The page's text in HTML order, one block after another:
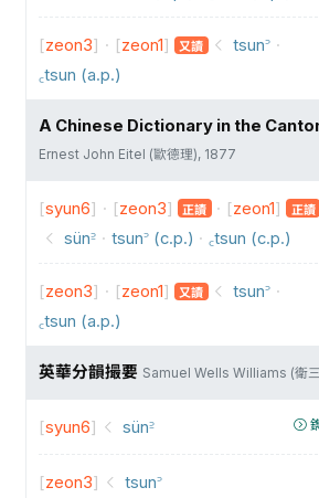
[zeon3] · [zeon1] 又讀 tsun꜄ ·
꜀tsun (a.p.)
A Chinese Dictionary in the
Ernest John Eitel (歐德理), 1877
[syun6] · [zeon3] 正讀 · [zeon1] 正讀
sün꜅ · tsun꜄ (c.p.) · ꜀tsun (c.p.)
[zeon3] · [zeon1] 又讀 tsun꜄ ·
꜀tsun (a.p.)
英華分韻撮要 Samuel Wells Williams (衛
[syun6] sün꜅
[zeon3] tsun꜄